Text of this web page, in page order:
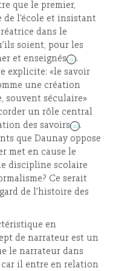
que le premier,
de l’école et insistant
dans le
soient, pour les
et enseignés
9
.
explicite: «le savoir
une création
souvent séculaire»
un rôle central
des savoirs 10 .
que Daunay oppose
met en cause le
discipline scolaire
Ce serait
de l’histoire des
en
de narrateur est un
le narrateur dans
car il entre en relation